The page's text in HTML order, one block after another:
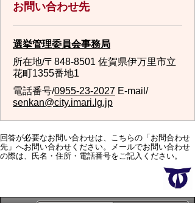
お問い合わせ先
選挙管理委員会事務局
所在地/〒848-8501 佐賀県伊万里市立
花町1355番地1
電話番号/0955-23-2027 E-mail/
senkan@city.imari.lg.jp
回答が必要なお問い合わせは、こちらの「お問合わせ
先」へお問い合わせください。メールでお問い合わせ
の際は、氏名・住所・電話番号をご記入ください。